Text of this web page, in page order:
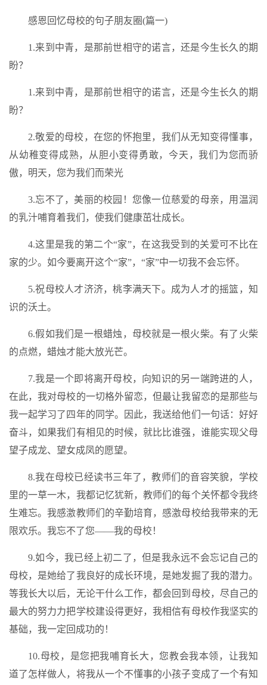
感恩回忆母校的句子朋友圈(篇一)
1.来到中青，是那前世相守的诺言，还是今生长久的期
盼？
1.来到中青，是那前世相守的诺言，还是今生长久的期
盼？
2.敬爱的母校，在您的怀抱里，我们从无知变得懂事，
从幼稚变得成熟，从胆小变得勇敢，今天，我们为您而骄
傲，明天，您为我们而荣光
3.忘不了，美丽的校园！您像一位慈爱的母亲，用温润
的乳汁哺育着我们，使我们健康茁壮成长。
4.这里是我的第二个“家”，在这我受到的关爱可不比在
家的少。如今要离开这个“家”，“家”中一切我不会忘怀。
5.祝母校人才济济，桃李满天下。成为人才的摇篮，知
识的沃土。
6.假如我们是一根蜡烛，母校就是一根火柴。有了火柴
的点燃，蜡烛才能大放光芒。
7.我是一个即将离开母校，向知识的另一端跨进的人，
在此，我对母校的一切格外留恋，但最让我留恋的是那些与
我一起学习了四年的同学。因此，我送给他们一句话：好好
奋斗，如果我们有相见的时候，就比比谁强，谁能实现父母
望子成龙、望女成凤的愿望。
8.我在母校已经读书三年了，教师们的音容笑貌，学校
里的一草一木，我都记忆犹新，教师们的每个关怀都令我终
生难忘。我感激教师们的辛勤培育，感激母校给我带来的无
限欢乐。我忘不了您――我的母校！
9.如今，我已经上初二了，但是我永远不会忘记自己的
母校，是她给了我良好的成长环境，是她发掘了我的潜力。
等我长大以后，无论干什么工作，都会回到母校，尽自己的
最大的努力力把学校建设得更好，我相信有母校作我坚实的
基础，我一定回成功的！
10.母校，是您把我哺育长大，您教会我本领，让我知
道了怎样做人，将我从一个不懂事的小孩子变成了一个有知